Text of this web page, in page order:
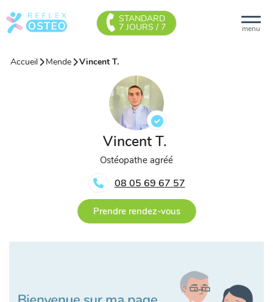
menu
STANDARD
7 JOURS / 7
Accueil Mende Vincent T.
Vincent T.
Ostéopathe agréé
08 05 69 67 57
Prendre rendez-vous